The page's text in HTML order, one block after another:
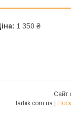
1 350 ₴
Сайт
farbik.com.ua |